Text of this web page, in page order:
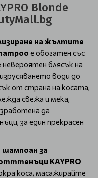
Blonde
на жълтите
е обогатен със
невероятен блясък на
води до
от страна на косата,
свежа и мека,
да
за един прекрасен
шампоан за
KAYPRO
коса, масажирайте